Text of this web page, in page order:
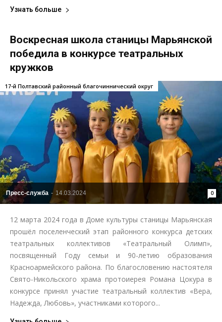
Узнать больше
Воскресная школа станицы Марьянской
победила в конкурсе театральных
кружков
Пресс-служба - 14.03.2024 0
17-й Полтавский районный благочиннический округ
12 марта 2024 года в Доме культуры станицы Марьянская
прошёл поселенческий этап районного конкурса детских
театральных коллективов «Театральный Олимп»,
посвященный Году семьи и 90-летию образования
Красноармейского района. По благословению настоятеля
Свято-Никольского храма протоиерея Романа Цокура в
конкурсе принял участие театральный коллектив «Вера,
Надежда, Любовь», участниками которого...